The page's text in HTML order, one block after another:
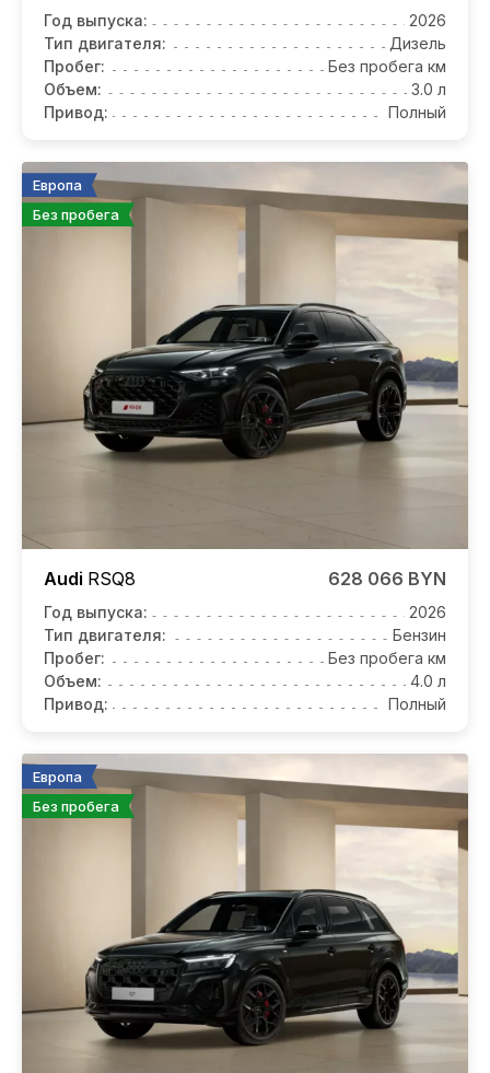
Год выпуска:
2026
Тип двигателя:
Дизель
Пробег:
Без пробега км
Объем:
3.0 л
Привод:
Полный
Европа
Без пробега
Audi RSQ8 628 066 BYN
Год выпуска:
2026
Тип двигателя:
Бензин
Пробег:
Без пробега км
Объем:
4.0 л
Привод:
Полный
Европа
Без пробега